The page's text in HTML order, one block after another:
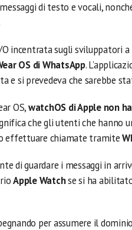
di testo e vocali,
incentrata sugli sviluppatori a
OS di WhatsApp.
e si prevedeva che sarebbe
OS,watchOS di Apple non
che gli utenti che hanno
effettuare chiamate tramite
di guardare i messaggi in
Apple Watchse si ha
per assumere il